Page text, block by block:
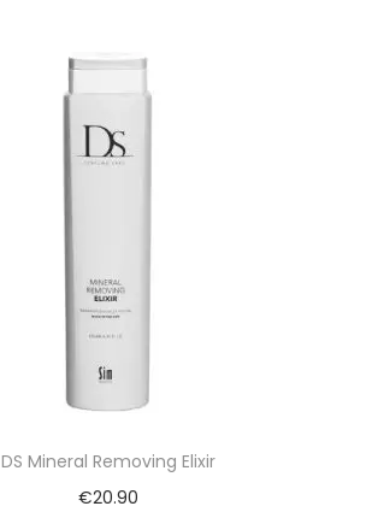
DS Mineral Removing Elixir
€20.90